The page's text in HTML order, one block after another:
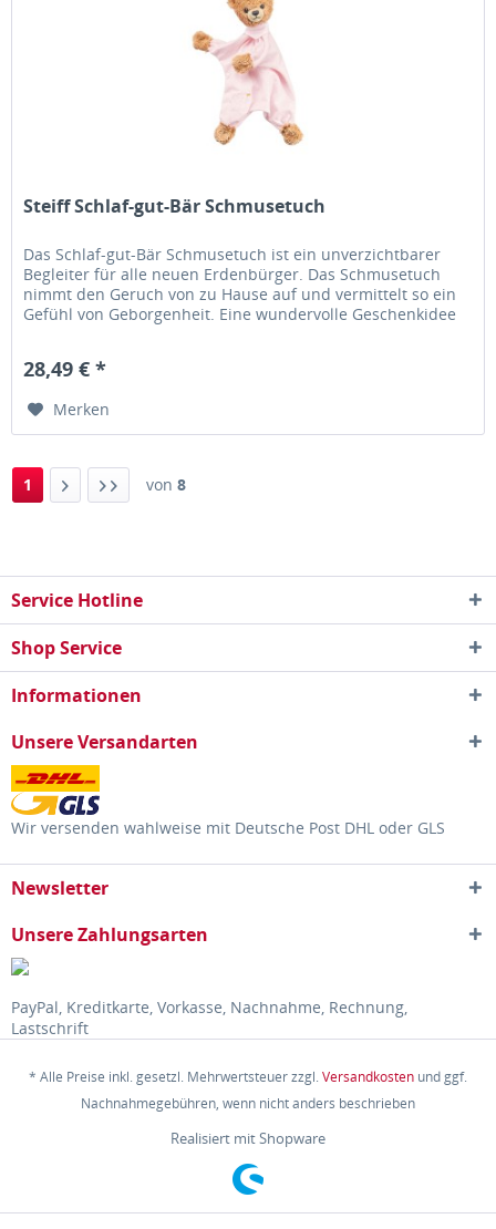
Steiff Schlaf-gut-Bär Schmusetuch
Das Schlaf-gut-Bär Schmusetuch ist ein unverzichtbarer
Begleiter für alle neuen Erdenbürger. Das Schmusetuch
nimmt den Geruch von zu Hause auf und vermittelt so ein
Gefühl von Geborgenheit. Eine wundervolle Geschenkidee
28,49 € *
Merken
1 von 8
Service Hotline
Shop Service
Informationen
Unsere Versandarten
Wir versenden wahlweise mit Deutsche Post DHL oder GLS
Newsletter
Unsere Zahlungsarten
PayPal, Kreditkarte, Vorkasse, Nachnahme, Rechnung,
Lastschrift
* Alle Preise inkl. gesetzl. Mehrwertsteuer zzgl.Versandkosten und ggf.
Nachnahmegebühren, wenn nicht anders beschrieben
Realisiert mit Shopware